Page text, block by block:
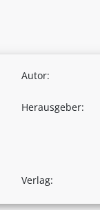
Autor:
Herausgeber:
Verlag: